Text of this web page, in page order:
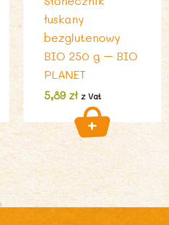
łuskany
bezglutenowy
BIO 250 g – BIO
PLANET
5,89 zł z Vat